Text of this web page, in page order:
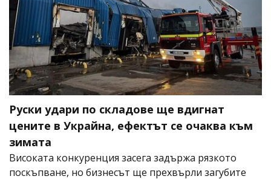
Руски удари по складове ще вдигнат
цените в Украйна, ефектът се очаква към
зимата
Високата конкуренция засега задържа рязкото
поскъпване, но бизнесът ще прехвърли загубите